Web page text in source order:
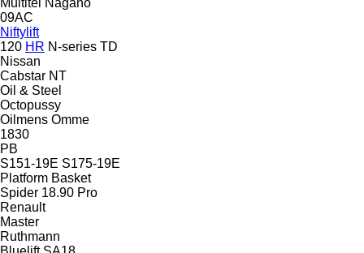
09AC
Niftylift
120 HR N-series TD
Nissan
Cabstar NT
Oil & Steel
Octopussy
Oilmens Omme
1830
PB
S151-19E S175-19E
Platform Basket
Spider 18.90 Pro
Renault
Master
Ruthmann